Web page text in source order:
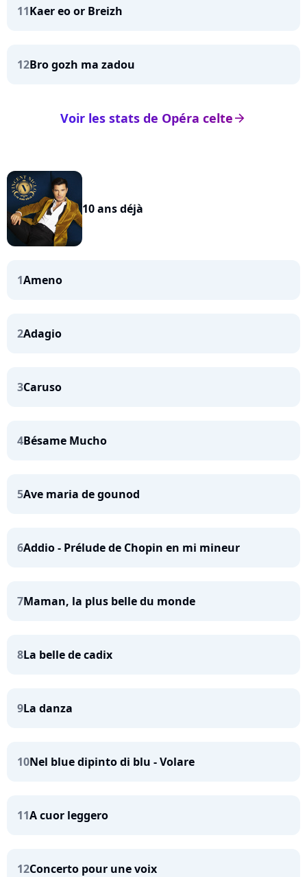
11Kaer eo or Breizh
12Bro gozh ma zadou
arrow_right
Voir les stats de Opéra celte
10 ans déjà
1Ameno
2Adagio
3Caruso
4Bésame Mucho
5Ave maria de gounod
6Addio - Prélude de Chopin en mi mineur
7Maman, la plus belle du monde
8La belle de cadix
9La danza
10Nel blue dipinto di blu - Volare
11A cuor leggero
12Concerto pour une voix